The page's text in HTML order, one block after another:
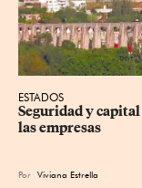
ESTADOS
Seguridad y
las empresas
Por Viviana Estrella